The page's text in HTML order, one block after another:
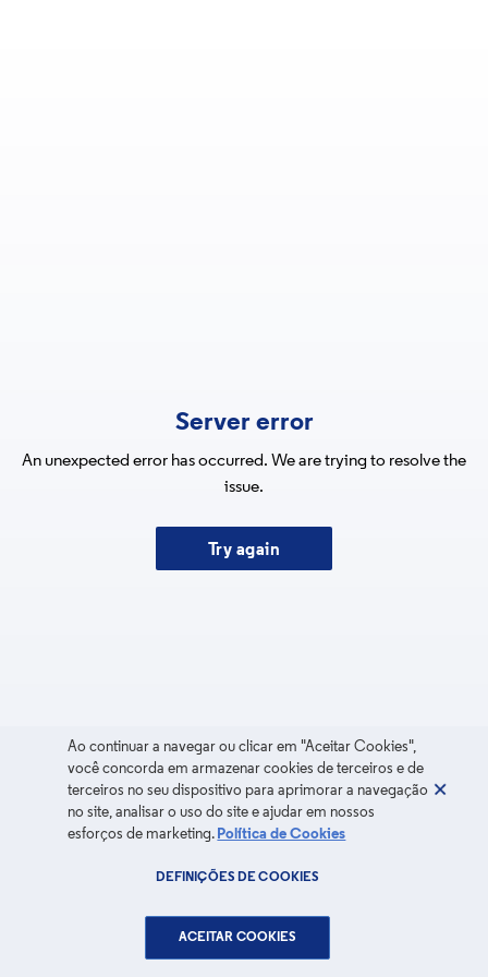
Server error
An unexpected error has occurred. We are trying to resolve the
issue.
Try again
Ao continuar a navegar ou clicar em "Aceitar Cookies",
você concorda em armazenar cookies de terceiros e de
terceiros no seu dispositivo para aprimorar a navegação
no site, analisar o uso do site e ajudar em nossos
esforços de marketing. Política de Cookies
DEFINIÇÕES DE COOKIES
ACEITAR COOKIES